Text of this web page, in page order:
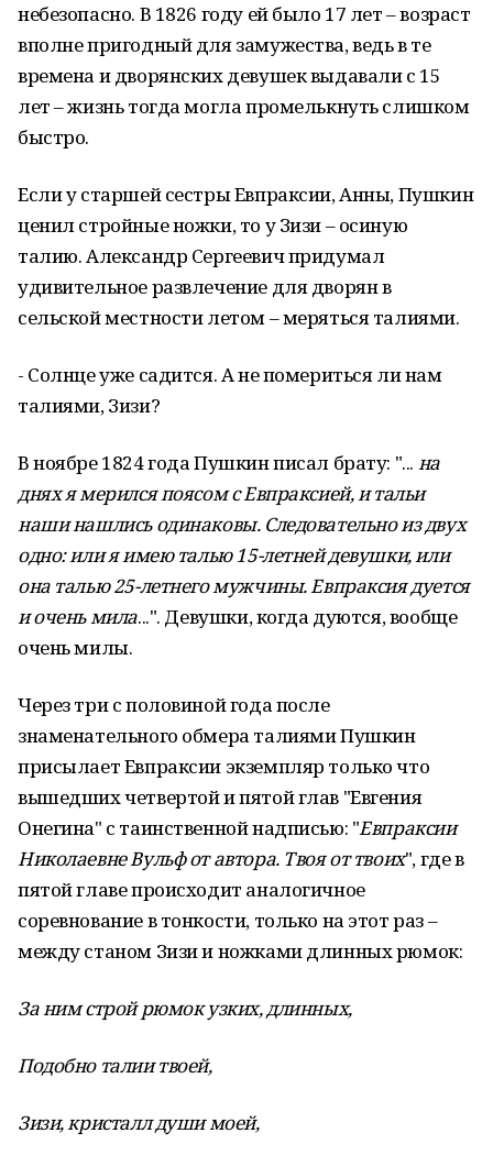
небезопасно. В 1826 году ей было 17 лет – возраст
вполне пригодный для замужества, ведь в те
времена и дворянских девушек выдавали с 15
лет – жизнь тогда могла промелькнуть слишком
быстро.
Если у старшей сестры Евпраксии, Анны, Пушкин
ценил стройные ножки, то у Зизи – осиную
талию. Александр Сергеевич придумал
удивительное развлечение для дворян в
сельской местности летом – меряться талиями.
- Солнце уже садится. А не помериться ли нам
талиями, Зизи?
В ноябре 1824 года Пушкин писал брату: "... на
днях я мерился поясом с Евпраксией, и тальи
наши нашлись одинаковы. Следовательно из двух
одно: или я имею талью 15-летней девушки, или
она талью 25-летнего мужчины. Евпраксия дуется
и очень мила...". Девушки, когда дуются, вообще
очень милы.
Через три с половиной года после
знаменательного обмера талиями Пушкин
присылает Евпраксии экземпляр только что
вышедших четвертой и пятой глав "Евгения
Онегина" с таинственной надписью: "Евпраксии
Николаевне Вульф от автора. Твоя от твоих", где в
пятой главе происходит аналогичное
соревнование в тонкости, только на этот раз –
между станом Зизи и ножками длинных рюмок:
За ним строй рюмок узких, длинных,
Подобно талии твоей,
Зизи, кристалл души моей,